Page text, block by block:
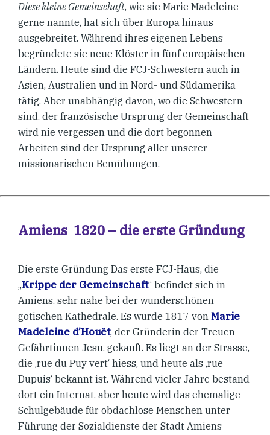
Diese kleine Gemeinschaft, wie sie Marie Madeleine
gerne nannte, hat sich über Europa hinaus
ausgebreitet. Während ihres eigenen Lebens
begründete sie neue Klöster in fünf europäischen
Ländern. Heute sind die FCJ-Schwestern auch in
Asien, Australien und in Nord- und Südamerika
tätig. Aber unabhängig davon, wo die Schwestern
sind, der französische Ursprung der Gemeinschaft
wird nie vergessen und die dort begonnen
Arbeiten sind der Ursprung aller unserer
missionarischen Bemühungen.
Amiens 1820 – die erste Gründung
Die erste Gründung Das erste FCJ-Haus, die
„Krippe der Gemeinschaft“ befindet sich in
Amiens, sehr nahe bei der wunderschönen
gotischen Kathedrale. Es wurde 1817 von Marie
Madeleine d’Houët, der Gründerin der Treuen
Gefährtinnen Jesu, gekauft. Es liegt an der Strasse,
die ‚rue du Puy vert‘ hiess, und heute als ‚rue
Dupuis‘ bekannt ist. Während vieler Jahre bestand
dort ein Internat, aber heute wird das ehemalige
Schulgebäude für obdachlose Menschen unter
Führung der Sozialdienste der Stadt Amiens